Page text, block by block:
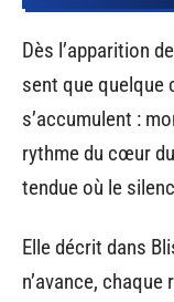
Dès l’apparition
sent que quelque
s’accumulent :
rythme du cœur
tendue où le
Elle décrit dans
n’avance, chaque